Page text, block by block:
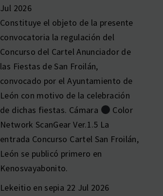
Jul 2026
Constituye el objeto de la presente
convocatoria la regulación del
Concurso del Cartel Anunciador de
las Fiestas de San Froilán,
convocado por el Ayuntamiento de
León con motivo de la celebración
de dichas fiestas. Cámara
Color
Network ScanGear Ver.1.5 La
entrada Concurso Cartel San Froilán,
León se publicó primero en
Kenosvayabonito.
Lekeitio en sepia 22 Jul 2026